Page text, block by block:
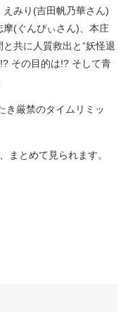
みり(吉田帆乃華さん)
(ぐんぴぃさん)、本庄
共に人質救出と“妖怪退
その目的は!? そして青
厳禁のタイムリミッ
まとめて見られます。